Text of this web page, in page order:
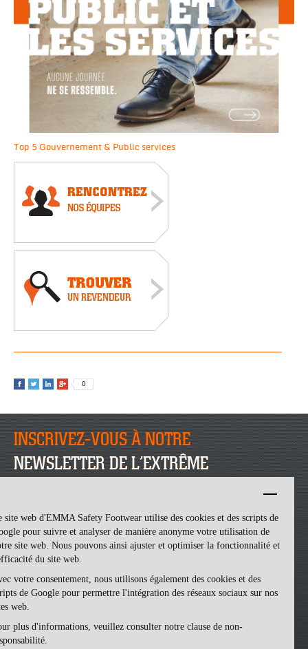
site web d'EMMA Safety Footwear utilise des cookies et des scripts de
pour suivre et analyser de manière anonyme votre utilisation de
site web. Nous pouvons ainsi ajuster et optimiser la fonctionnalité et
du site web.
votre consentement, nous utilisons également des cookies et des
de Google pour permettre l'intégration des réseaux sociaux sur nos
web.
plus d'informations, veuillez consulter notre clause de non-
Top 5 Gouvernement & Public services
0
INSCRIVEZ-VOUS À NOTRE
NEWSLETTER DE L’EXTRÊME
Emma Safety Footwear -